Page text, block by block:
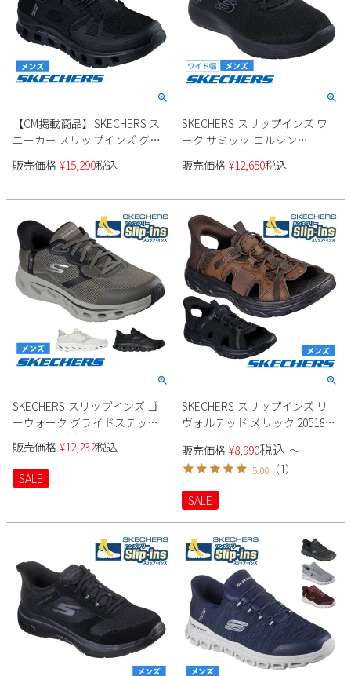
【CM掲載商品】SKECHERS ス
ニーカー スリップインズ グラ
イドステップ プロ 232930 メン
ズ
販売価格 ¥15,290税込
SKECHERS スリップインズ ワ
ーク サミッツ コルシン
200205W メンズ
販売価格 ¥12,650税込
SKECHERS スリップインズ ゴ
ーウォーク グライドステップ
2.0 ザック 216660 メンズ
販売価格 ¥12,232税込
SALE
SKECHERS スリップインズ リ
ヴォルテッド メリック 205181
販売価格 ¥8,990税込 〜
5.00 （1）
SALE